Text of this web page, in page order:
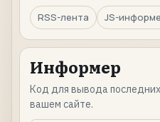
RSS-лента
JS-
Информер
Код для вывода
вашем сайте.